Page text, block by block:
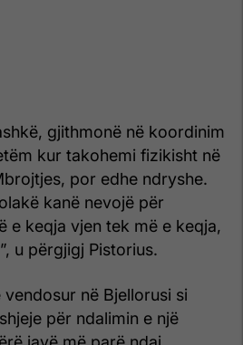
gjithmonë në koordinim
kur takohemi fizikisht në
por edhe ndryshe.
kanë nevojë për
e keqja vjen tek më e keqja,
u përgjigj Pistorius.
në Bjellorusi si
për ndalimin e një